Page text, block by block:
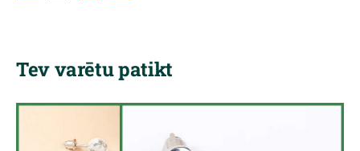
Tev varētu patikt